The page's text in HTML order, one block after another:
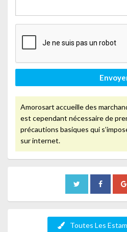
Amorosart accueille des
est cependant nécessaire de
précautions basiques qui
sur internet.
Toutes Les